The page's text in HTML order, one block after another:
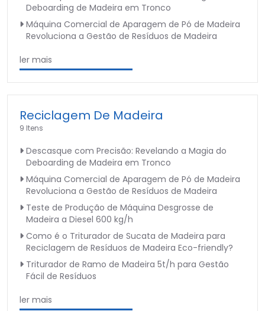
Deboarding de Madeira em Tronco
Máquina Comercial de Aparagem de Pó de Madeira
Revoluciona a Gestão de Resíduos de Madeira
ler mais
Reciclagem De Madeira
9 Itens
Descasque com Precisão: Revelando a Magia do
Deboarding de Madeira em Tronco
Máquina Comercial de Aparagem de Pó de Madeira
Revoluciona a Gestão de Resíduos de Madeira
Teste de Produção de Máquina Desgrosse de
Madeira a Diesel 600 kg/h
Como é o Triturador de Sucata de Madeira para
Reciclagem de Resíduos de Madeira Eco-friendly?
Triturador de Ramo de Madeira 5t/h para Gestão
Fácil de Resíduos
ler mais